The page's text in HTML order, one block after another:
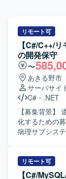
リモート可
【C#/C++/
の開発保守
〜
あきる野市
サーバサイ
C# ・ .NET
【募集背景】
化するための募集となりま
病理サブシス
識しながら設
を求めております。 【ポジションの魅力
リモート可
【C#/